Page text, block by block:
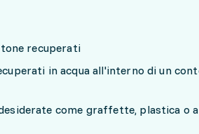
recuperati
in acqua all'interno di un
come graffette, plastica o